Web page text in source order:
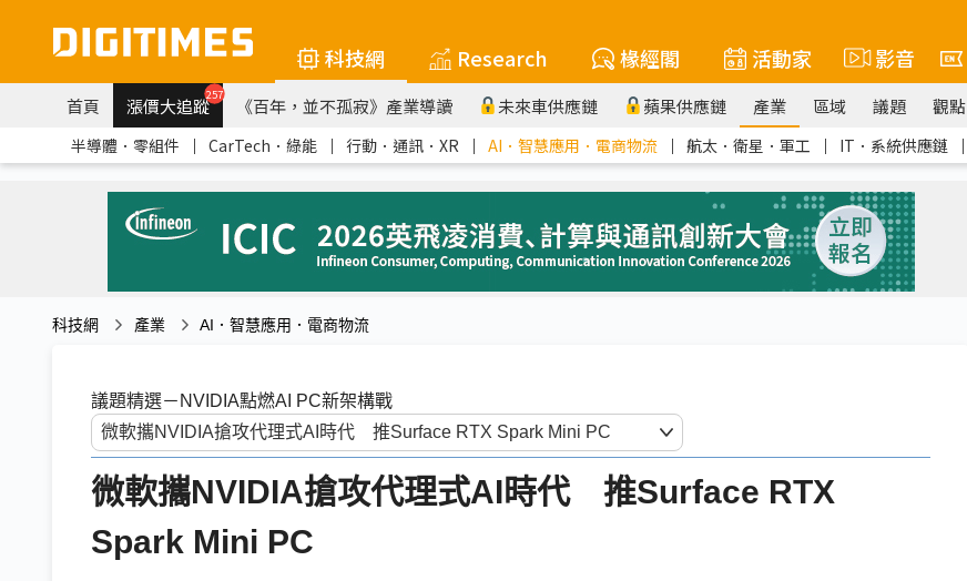
科技網 Research 椽經閣 活動家 影音
首頁 漲價大追蹤257 《百年，並不孤寂》產業導讀 未來車供應鏈 蘋果供應鏈 產業 區域 議題 觀點
半導體．零組件 ｜ CarTech．綠能 ｜ 行動．通訊．XR ｜ AI．智慧應用．電商物流 ｜ 航太．衛星．軍工 ｜ IT．系統供應鏈 ｜
科技網 產業 AI．智慧應用．電商物流
議題精選－NVIDIA點燃AI PC新架構戰
微軟攜NVIDIA搶攻代理式AI時代 推Surface RTX
Spark Mini PC